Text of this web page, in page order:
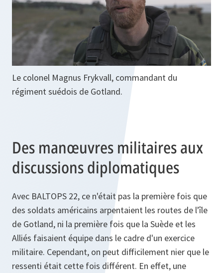
Le colonel Magnus Frykvall, commandant du
régiment suédois de Gotland.
Des manœuvres militaires aux
discussions diplomatiques
Avec BALTOPS 22, ce n'était pas la première fois que
des soldats américains arpentaient les routes de l'île
de Gotland, ni la première fois que la Suède et les
Alliés faisaient équipe dans le cadre d'un exercice
militaire. Cependant, on peut difficilement nier que le
ressenti était cette fois différent. En effet, une